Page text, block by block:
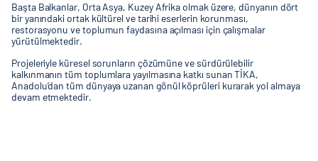
Başta Balkanlar, Orta Asya, Kuzey Afrika olmak üzere, dünyanın dört
bir yanındaki ortak kültürel ve tarihi eserlerin korunması,
restorasyonu ve toplumun faydasına açılması için çalışmalar
yürütülmektedir.
Projeleriyle küresel sorunların çözümüne ve sürdürülebilir
kalkınmanın tüm toplumlara yayılmasına katkı sunan TİKA,
Anadolu’dan tüm dünyaya uzanan gönül köprüleri kurarak yol almaya
devam etmektedir.